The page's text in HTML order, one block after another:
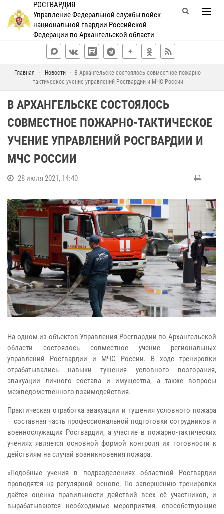
РОСГВАРДИЯ
Управление Федеральной службы войск
национальной гвардии Российской
Федерации по Архангельской области
Главная Новости
В Архангельске состоялось совместное пожарно-
тактическое учение управлений Росгвардии и МЧС России
В АРХАНГЕЛЬСКЕ СОСТОЯЛОСЬ
СОВМЕСТНОЕ ПОЖАРНО-ТАКТИЧЕСКОЕ
УЧЕНИЕ УПРАВЛЕНИЙ РОСГВАРДИИ И
МЧС РОССИИ
28 июля 2021, 14:40
На одном из объектов Управления Росгвардии по Архангельской
области состоялось совместное учение региональных
управлений Росгвардии и МЧС России. В ходе тренировки
отрабатывались навыки тушения условного возгорания,
эвакуации личного состава и имущества, а также вопросы
межведомственного взаимодействия.
Практическая отработка эвакуации и тушения условного пожара
– составная часть профессиональной подготовки сотрудников и
военнослужащих Росгвардии, а участие в пожарно-тактических
учениях является основной формой контроля их готовности к
действиям на случай возникновения пожара.
«Подобные учения в подразделениях областной Росгвардии
проводятся на регулярной основе. По завершению тренировки
даётся оценка правильности действий всех её участников, и
вырабатываются необходимые мероприятия, способствующие